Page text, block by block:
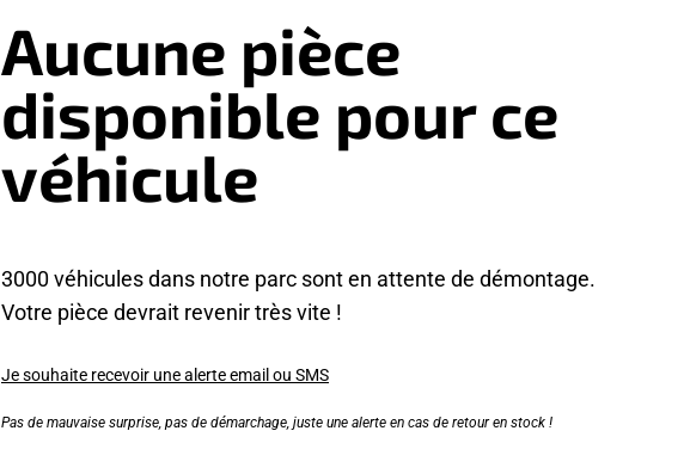
Aucune pièce
disponible pour ce
véhicule
3000 véhicules dans notre parc sont en attente de démontage.
Votre pièce devrait revenir très vite !
Je souhaite recevoir une alerte email ou SMS
Pas de mauvaise surprise, pas de démarchage, juste une alerte en cas de retour en stock !